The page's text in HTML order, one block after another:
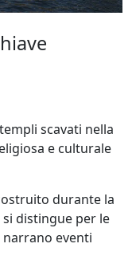
scavati nella
e culturale
durante la
si distingue per le
eventi